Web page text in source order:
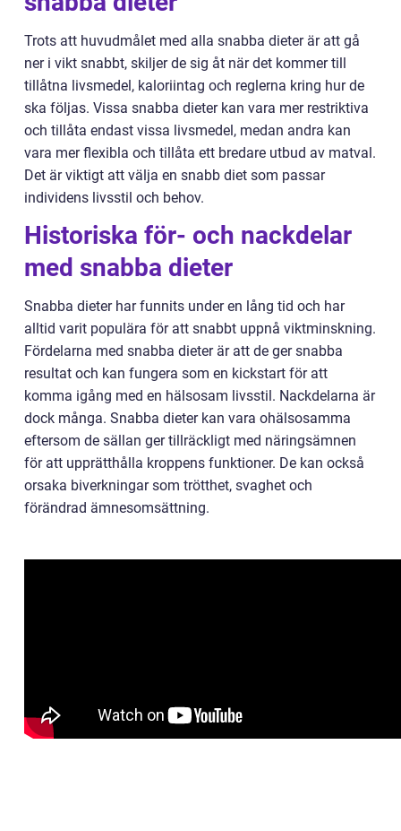
Trots att huvudmålet med alla snabba dieter är att gå
ner i vikt snabbt, skiljer de sig åt när det kommer till
tillåtna livsmedel, kaloriintag och reglerna kring hur de
ska följas. Vissa snabba dieter kan vara mer restriktiva
och tillåta endast vissa livsmedel, medan andra kan
vara mer flexibla och tillåta ett bredare utbud av matval.
Det är viktigt att välja en snabb diet som passar
individens livsstil och behov.
Historiska för- och nackdelar
med snabba dieter
Snabba dieter har funnits under en lång tid och har
alltid varit populära för att snabbt uppnå viktminskning.
Fördelarna med snabba dieter är att de ger snabba
resultat och kan fungera som en kickstart för att
komma igång med en hälsosam livsstil. Nackdelarna är
dock många. Snabba dieter kan vara ohälsosamma
eftersom de sällan ger tillräckligt med näringsämnen
för att upprätthålla kroppens funktioner. De kan också
orsaka biverkningar som trötthet, svaghet och
förändrad ämnesomsättning.